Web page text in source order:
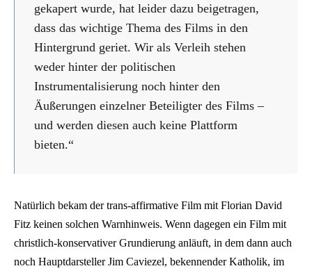
gekapert wurde, hat leider dazu beigetragen,
dass das wichtige Thema des Films in den
Hintergrund geriet. Wir als Verleih stehen
weder hinter der politischen
Instrumentalisierung noch hinter den
Äußerungen einzelner Beteiligter des Films –
und werden diesen auch keine Plattform
bieten.“
Natürlich bekam der trans-affirmative Film mit Florian David
Fitz keinen solchen Warnhinweis. Wenn dagegen ein Film mit
christlich-konservativer Grundierung anläuft, in dem dann auch
noch Hauptdarsteller Jim Caviezel, bekennender Katholik, im